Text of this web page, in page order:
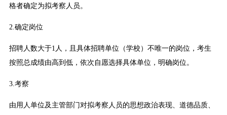
格者确定为拟考察人员。
2.确定岗位
招聘人数大于1人，且具体招聘单位（学校）不唯一的岗位，考生
按照总成绩由高到低，依次自愿选择具体单位，明确岗位。
3.考察
由用人单位及主管部门对拟考察人员的思想政治表现、道德品质、